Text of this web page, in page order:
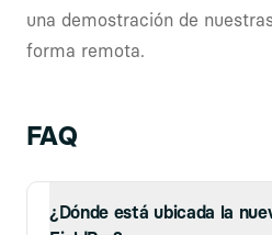
una demostración de
forma remota.
FAQ
¿Dónde está ubicada la